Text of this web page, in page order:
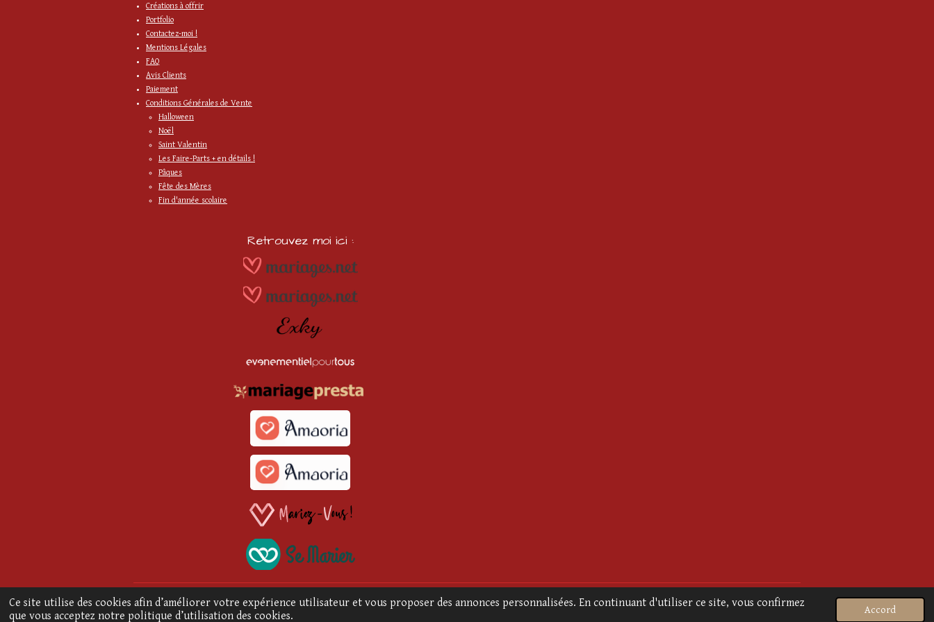
Ce site utilise des cookies afin d’améliorer votre expérience utilisateur et vous proposer des annonces personnalisées. En continuant d'utiliser ce site, vous confirmez
que vous acceptez notre politique d’utilisation des cookies.
Accord
Créations à offrir
Portfolio
Contactez-moi !
Mentions Légales
FAQ
Avis Clients
Paiement
Conditions Générales de Vente
Halloween
Noël
Saint Valentin
Les Faire-Parts + en détails !
Pâques
Fête des Mères
Fin d'année scolaire
Retrouvez moi ici :
© 2026 Cocktail Créatif | SIRET n° 83366079800038 Conditions Générales de Vente